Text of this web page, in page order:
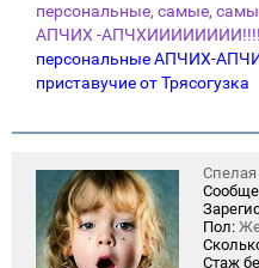
персональные, самые,
АПЧИХ -АПЧХИИИИИИИИ!!!!!
персональные АПЧИХ-
приставучие от Трясогузка
Спелая
Пол:
Стаж